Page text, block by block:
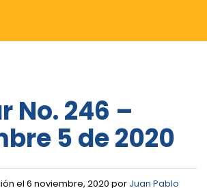
No. 246 –
5 de 2020
el 6 noviembre, 2020 por Juan Pablo